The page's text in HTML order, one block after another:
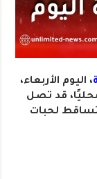
، اليوم الأربعاء،
قد تصل
بتساقط لحبات